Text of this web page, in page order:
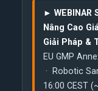
► WEBINAR
Nâng Cao
Giải Pháp &
EU GMP
· Robotic
16:00 CEST